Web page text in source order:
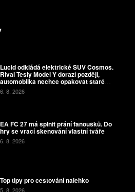
Lucid odkládá elektrické SUV Cosmos.
Rival Tesly Model Y dorazí později,
automobilka nechce opakovat staré
chyby
6. 8. 2026
EA FC 27 má splnit přání fanoušků. Do
hry se vrací skenování vlastní tváře
6. 8. 2026
Top tipy pro cestování nalehko
5. 8. 2026